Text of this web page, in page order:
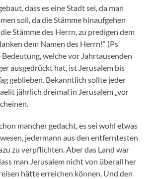
dass es eine Stadt sei, da man
soll, da die Stämme hinaufgehen
Stämme des Herrn, zu predigen dem
dem Namen des Herrn!“ (Ps
Bedeutung, welche vor Jahrtausenden
ausgedrückt hat, ist Jerusalem bis
geblieben. Bekanntlich sollte jeder
jährlich dreimal in Jerusalem „vor
mancher gedacht, es sei wohl etwas
jedermann aus den entferntesten
zu verpflichten. Aber das Land war
man Jerusalem nicht von überall her
hätte erreichen können. Und den